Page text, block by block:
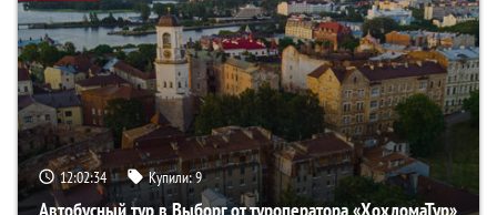
12:02:33 Купили:9
Автобусный тур в Выборг от туроператора «ХохломаТур»